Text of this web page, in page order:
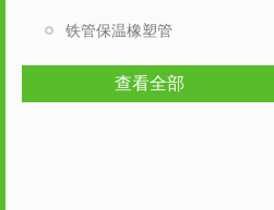
铁管保温橡塑管
查看全部